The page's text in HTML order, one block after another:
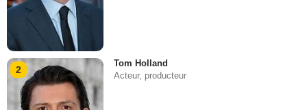
2
Tom Holland
Acteur, producteur